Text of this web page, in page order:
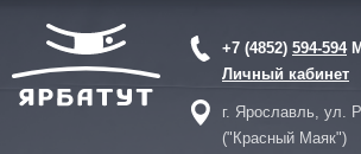
+7 (4852) 594-594
Личный кабинет
г. Ярославль, ул.
("Красный Маяк")